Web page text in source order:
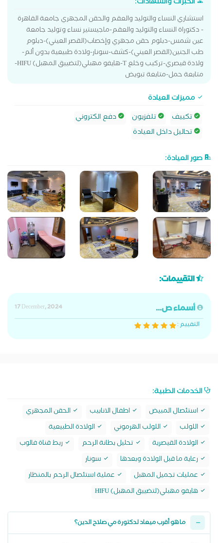
استشاري النساء والتوليد والعقم والحقن المجهري جامعة القاهرة
- دكتوراة النساء والتوليد والعقم-ماجيستير نساء وتوليد جامعة
عين شمس-دبلوم حقن مجهري وإخصاب(القصر العيني)-دبلوم
طب الجنين(القصر العيني)-كشف-سونار-ولادة طبيعية بدون ألم-
ولادة قيصري-تركيب وخلع T-هايفو مهبلي(لتضييق المهبل) HIFU-
متابعة حمل-متابعة تبويض
مميزات العيادة
تكييف
تلفزيون
دفع الكتروني
تحاليل داخل العيادة
صور العيادة:
التقييمات:
أسماء ص...
17 December, 2024
التقييم :
الخدمات الطبية:
استئصال المبيض اطفال الانابيب
الحقن المجهري
اللولب
اللولب الهرموني
الولادة الطبيعية
الولادة القيصرية
تحليل بطانة الرحم
ربط قناة فالوب
رعاية ما قبل الولادة وبعدها
سونار
عمليات تجميل المهبل
عملية استئصال الرحم بالمنظار
هايفو مهبلي(لتضييق المهبل) HIFU
ما هو أقرب ميعاد لدكتورة مي صلاح الدين؟